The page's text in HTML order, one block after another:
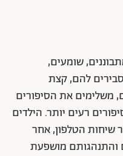
שומעים,
להם, קצת
משלימים את הסיפורים
רעים יותר. הילדים
שיחות הטלפון, אחר
והתנהגותם מושפעת